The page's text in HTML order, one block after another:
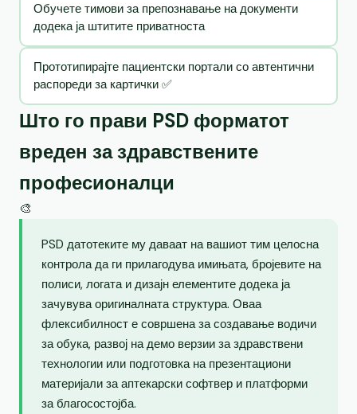
Обучете тимови за препознавање на документи
додека ја штитите приватноста
Прототипирајте пациентски портали со автентични
распореди за картички ✅
Што го прави PSD форматот
вреден за здравствените
професионалци
🎨
PSD датотеките му даваат на вашиот тим целосна
контрола да ги прилагодува имињата, бројевите на
полиси, логата и дизајн елементите додека ја
зачувува оригиналната структура. Оваа
флексибилност е совршена за создавање водичи
за обука, развој на демо верзии за здравствени
технологии или подготовка на презентациони
материјали за аптекарски софтвер и платформи
за благосостојба.